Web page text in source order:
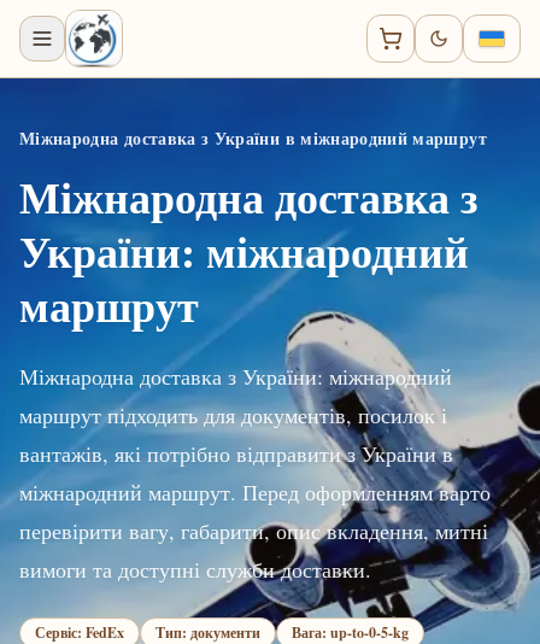
Міжнародна доставка з України в міжнародний маршрут
Міжнародна доставка з
України: міжнародний
маршрут
Міжнародна доставка з України: міжнародний
маршрут підходить для документів, посилок і
вантажів, які потрібно відправити з України в
міжнародний маршрут. Перед оформленням варто
перевірити вагу, габарити, опис вкладення, митні
вимоги та доступні служби доставки.
Сервіс: FedEx Тип: документи Вага: up-to-0-5-kg